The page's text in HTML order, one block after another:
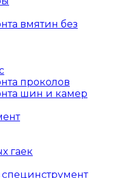
вмятин без
проколов
шин и камер
гаек